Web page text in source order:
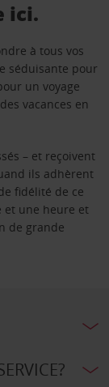
ici.
à tous vos
séduisante pour
un voyage
vacances en
– et reçoivent
ils adhèrent
fidélité de ce
et une heure et
de grande